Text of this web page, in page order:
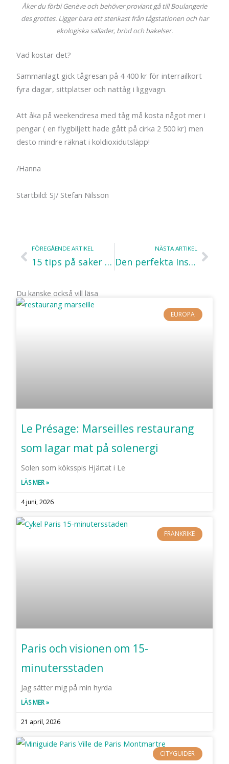
Åker du förbi Genève och behöver proviant gå till Boulangerie
des grottes. Ligger bara ett stenkast från tågstationen och har
ekologiska sallader, bröd och bakelser.
Vad kostar det?
Sammanlagt gick tågresan på 4 400 kr för interrailkort
fyra dagar, sittplatser och nattåg i liggvagn.
Att åka på weekendresa med tåg må kosta något mer i
pengar ( en flygbiljett hade gått på cirka 2 500 kr) men
desto mindre räknat i koldioxidutsläpp!
/Hanna
Startbild: SJ/ Stefan Nilsson
Föregående
FÖREGÅENDE ARTIKEL
15 tips på saker du kan göra för klimatet när du reser
NÄSTA ARTIKEL
Den perfekta Instagrambilden – sociala medier lockar till resor
Du kanske också vill läsa
EUROPA
Le Présage: Marseilles restaurang
som lagar mat på solenergi
Solen som köksspis Hjärtat i Le
LÄS MER »
4 juni, 2026
FRANKRIKE
Paris och visionen om 15-
minutersstaden
Jag sätter mig på min hyrda
LÄS MER »
21 april, 2026
CITYGUIDER